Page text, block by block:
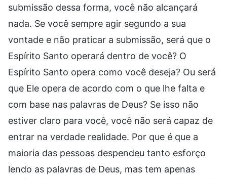
submissão dessa forma, você não alcançará
nada. Se você sempre agir segundo a sua
vontade e não praticar a submissão, será que o
Espírito Santo operará dentro de você? O
Espírito Santo opera como você deseja? Ou será
que Ele opera de acordo com o que lhe falta e
com base nas palavras de Deus? Se isso não
estiver claro para você, você não será capaz de
entrar na verdade realidade. Por que é que a
maioria das pessoas despendeu tanto esforço
lendo as palavras de Deus, mas tem apenas